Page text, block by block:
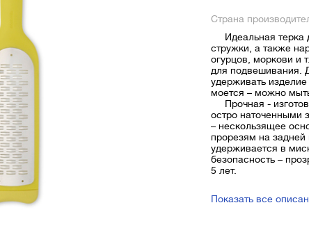
Страна
Идеальная терка
стружки, а также
огурцов, моркови и
для подвешивания.
удерживать
моется – можно
Прочная -
остро наточенными
– нескользящее
прорезям на задней
удерживается в
безопасность –
5 лет.
Показать все